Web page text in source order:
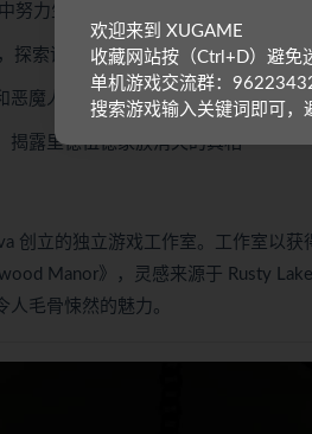
努力生存——或者干脆死掉，也可以
探索诡异逃生谜题
魔人偶
揭露里德伍德家族消失的真相
创立的独立游戏工作室。工作室以
Manor》，灵感来源于 Rusty
毛骨悚然的魅力。
欢迎来到 XUGAME
收藏网站按（Ctrl+D）避免
单机游戏交流群：
搜索游戏输入关键词即可，